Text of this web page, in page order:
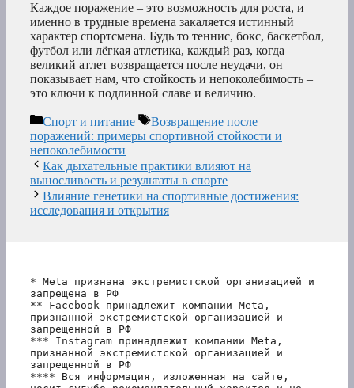
Каждое поражение – это возможность для роста, и
именно в трудные времена закаляется истинный
характер спортсмена. Будь то теннис, бокс, баскетбол,
футбол или лёгкая атлетика, каждый раз, когда
великий атлет возвращается после неудачи, он
показывает нам, что стойкость и непоколебимость –
это ключи к подлинной славе и величию.
Рубрики
Спорт и питание Метки
Возвращение после
поражений: примеры спортивной стойкости и
непоколебимости
Как дыхательные практики влияют на
выносливость и результаты в спорте
Влияние генетики на спортивные достижения:
исследования и открытия
* Meta признана экстремистской организацией и
запрещена в РФ
** Facebook принадлежит компании Meta,
признанной экстремистской организацией и
запрещенной в РФ
*** Instagram принадлежит компании Meta,
признанной экстремистской организацией и
запрещенной в РФ
**** Вся информация, изложенная на сайте,